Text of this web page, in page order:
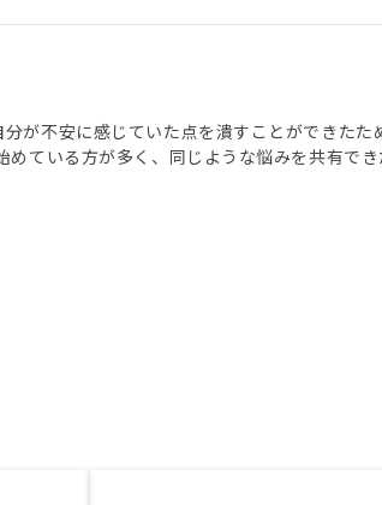
が不安に感じていた点を潰すことができたた
ている方が多く、同じような悩みを共有で